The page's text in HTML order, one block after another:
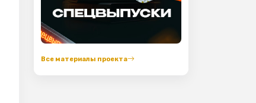
Все материалы проекта